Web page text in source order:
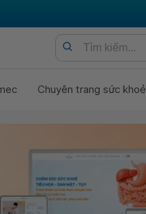
Chuyên trang sức khoẻ